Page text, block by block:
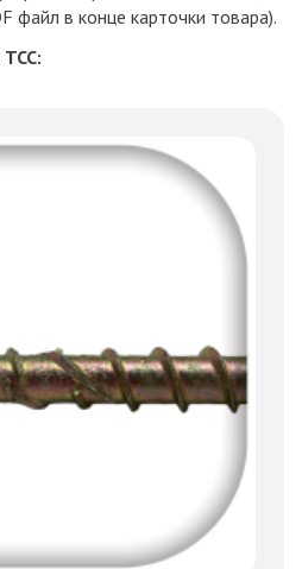
файл в конце карточки товара).